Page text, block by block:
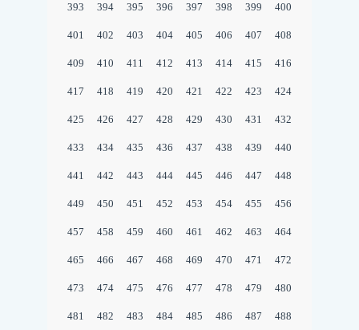
393 394 395 396 397 398 399 400
401 402 403 404 405 406 407 408
409 410 411 412 413 414 415 416
417 418 419 420 421 422 423 424
425 426 427 428 429 430 431 432
433 434 435 436 437 438 439 440
441 442 443 444 445 446 447 448
449 450 451 452 453 454 455 456
457 458 459 460 461 462 463 464
465 466 467 468 469 470 471 472
473 474 475 476 477 478 479 480
481 482 483 484 485 486 487 488